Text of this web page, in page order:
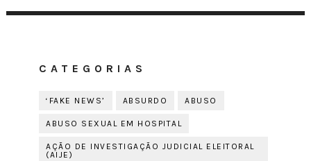
CATEGORIAS
‘FAKE NEWS’ ABSURDO ABUSO
ABUSO SEXUAL EM HOSPITAL
AÇÃO DE INVESTIGAÇÃO JUDICIAL ELEITORAL
(AIJE)